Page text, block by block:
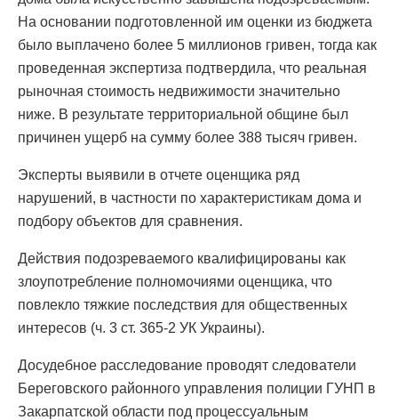
На основании подготовленной им оценки из бюджета
было выплачено более 5 миллионов гривен, тогда как
проведенная экспертиза подтвердила, что реальная
рыночная стоимость недвижимости значительно
ниже. В результате территориальной общине был
причинен ущерб на сумму более 388 тысяч гривен.
Эксперты выявили в отчете оценщика ряд
нарушений, в частности по характеристикам дома и
подбору объектов для сравнения.
Действия подозреваемого квалифицированы как
злоупотребление полномочиями оценщика, что
повлекло тяжкие последствия для общественных
интересов (ч. 3 ст. 365-2 УК Украины).
Досудебное расследование проводят следователи
Береговского районного управления полиции ГУНП в
Закарпатской области под процессуальным